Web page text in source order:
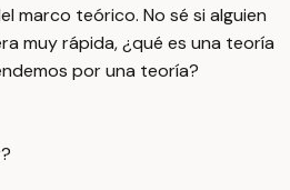
marco teórico. No sé si alguien
muy rápida, ¿qué es una teoría
por una teoría?